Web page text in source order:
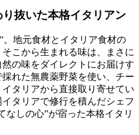
抜いた本格イタリアン
。地元食材とイタリア食材の
こから生まれる味は、まさに
の味をダイレクトにお届けす
れた無農薬野菜を使い、チー
タリアから直接取り寄せてい
タリアで修行を積んだシェフ
なしの心”が宿った本格イタリ